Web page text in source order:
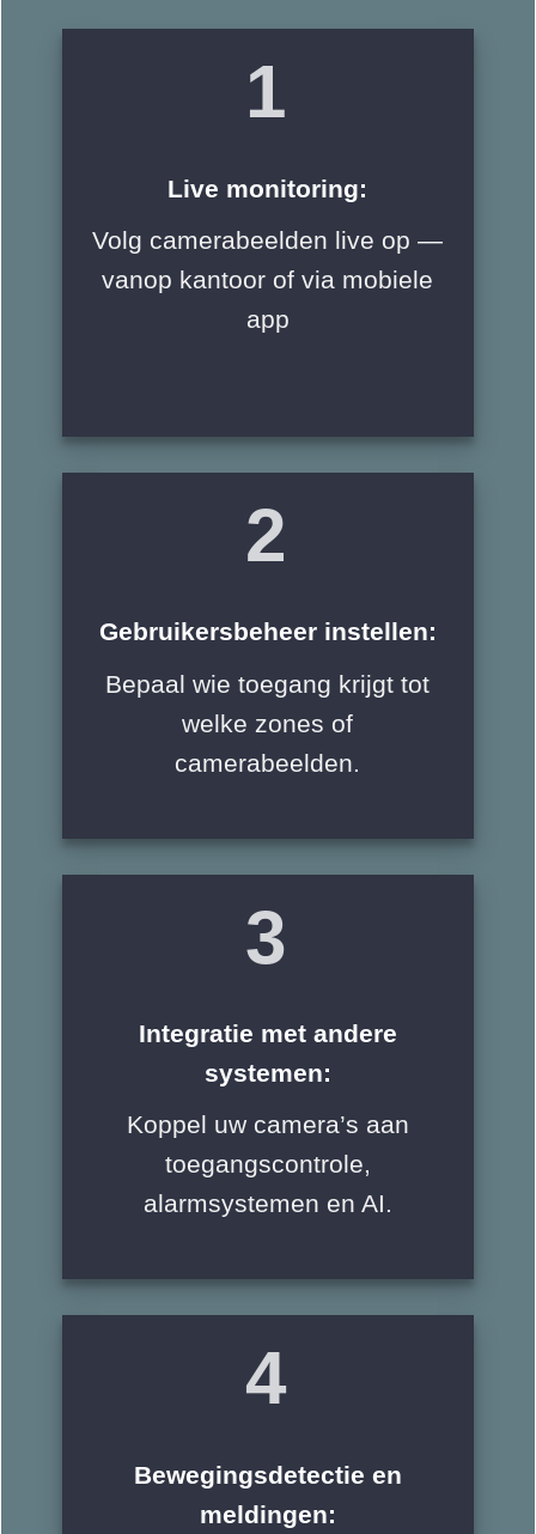
1
Live monitoring:
Volg camerabeelden live op —
vanop kantoor of via mobiele
app
2
Gebruikersbeheer instellen:
Bepaal wie toegang krijgt tot
welke zones of
camerabeelden.
3
Integratie met andere
systemen:
Koppel uw camera’s aan
toegangscontrole,
alarmsystemen en AI.
4
Bewegingsdetectie en
meldingen: